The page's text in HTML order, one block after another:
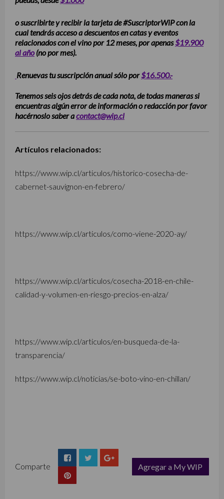
o suscribirte y recibir la tarjeta de #SuscriptorWiP con la
cual tendrás acceso a descuentos en catas y eventos
relacionados con el vino por 12 meses, por apenas$19.900
al año(no por mes).
Renuevas tu suscripción anual sólo por$16.500.-
Tenemos seis ojos detrás de cada nota, de todas maneras si
encuentras algún error de información o redacción por favor
hacérnoslo saber acontact@wip.cl
Artículos relacionados:
https://www.wip.cl/articulos/historico-cosecha-de-
cabernet-sauvignon-en-febrero/
https://www.wip.cl/articulos/como-viene-2020-ay/
https://www.wip.cl/articulos/cosecha-2018-en-chile-
calidad-y-volumen-en-riesgo-precios-en-alza/
https://www.wip.cl/articulos/en-busqueda-de-la-
transparencia/
https://www.wip.cl/noticias/se-boto-vino-en-chillan/
Comparte
Agregar a My WIP